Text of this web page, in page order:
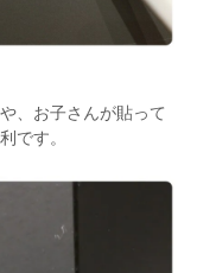
、お子さんが貼って
です。